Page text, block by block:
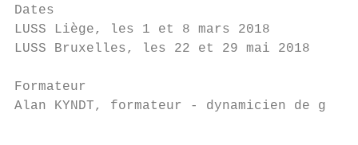
Dates
LUSS Liège, les 1 et 8 mars 2018
LUSS Bruxelles, les 22 et 29 mai 2018
Formateur
Alan KYNDT, formateur - dynamicien de